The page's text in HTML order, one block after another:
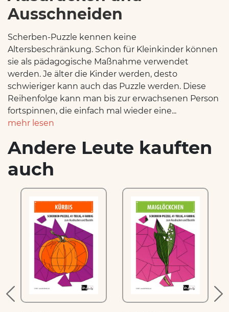
Ausschneiden
Scherben-Puzzle kennen keine
Altersbeschränkung. Schon für Kleinkinder können
sie als pädagogische Maßnahme verwendet
werden. Je älter die Kinder werden, desto
schwieriger kann auch das Puzzle werden. Diese
Reihenfolge kann man bis zur erwachsenen Person
fortspinnen, die einfach mal wieder eine...
mehr lesen
Andere Leute kauften
auch